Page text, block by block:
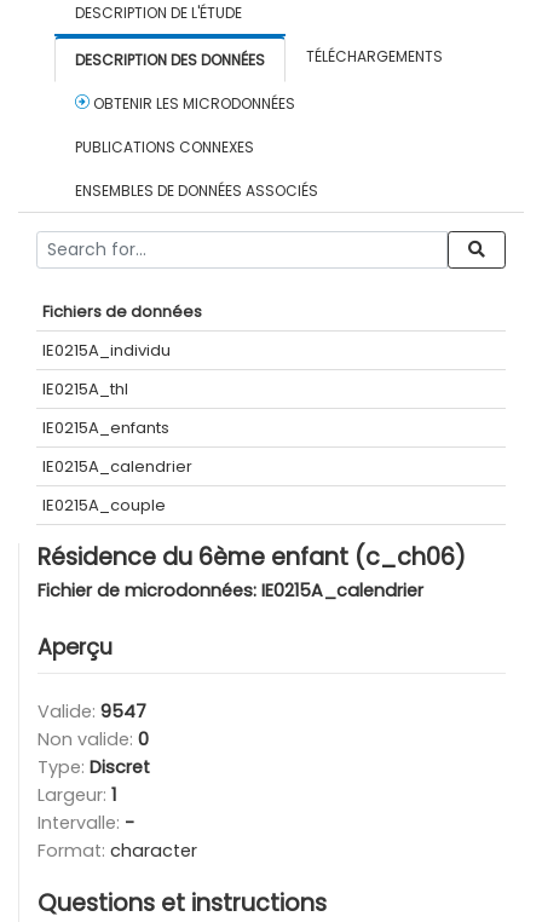
DESCRIPTION DE L'ÉTUDE
DESCRIPTION DES DONNÉES TÉLÉCHARGEMENTS
OBTENIR LES MICRODONNÉES
PUBLICATIONS CONNEXES
ENSEMBLES DE DONNÉES ASSOCIÉS
Fichiers de données
IE0215A_individu
IE0215A_thl
IE0215A_enfants
IE0215A_calendrier
IE0215A_couple
Résidence du 6ème enfant (c_ch06)
Fichier de microdonnées: IE0215A_calendrier
Aperçu
Valide: 9547
Non valide: 0
Type: Discret
Largeur: 1
Intervalle: -
Format: character
Questions et instructions